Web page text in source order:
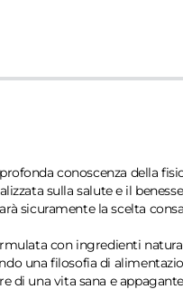
conoscenza della
sulla salute e il
sicuramente la scelta
con ingredienti
una filosofia di
di una vita sana e